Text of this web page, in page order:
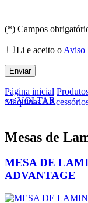
(*) Campos
Li e aceito o Aviso
Página inicial
Máquinas e
<< VOLTAR
Mesas de
MESA DE
ADVANTAGE